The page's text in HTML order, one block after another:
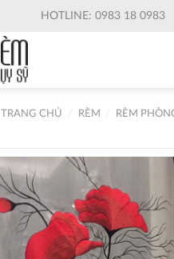
HOTLINE: 0983 18 0983
TRANG CHỦ RÈM RÈM